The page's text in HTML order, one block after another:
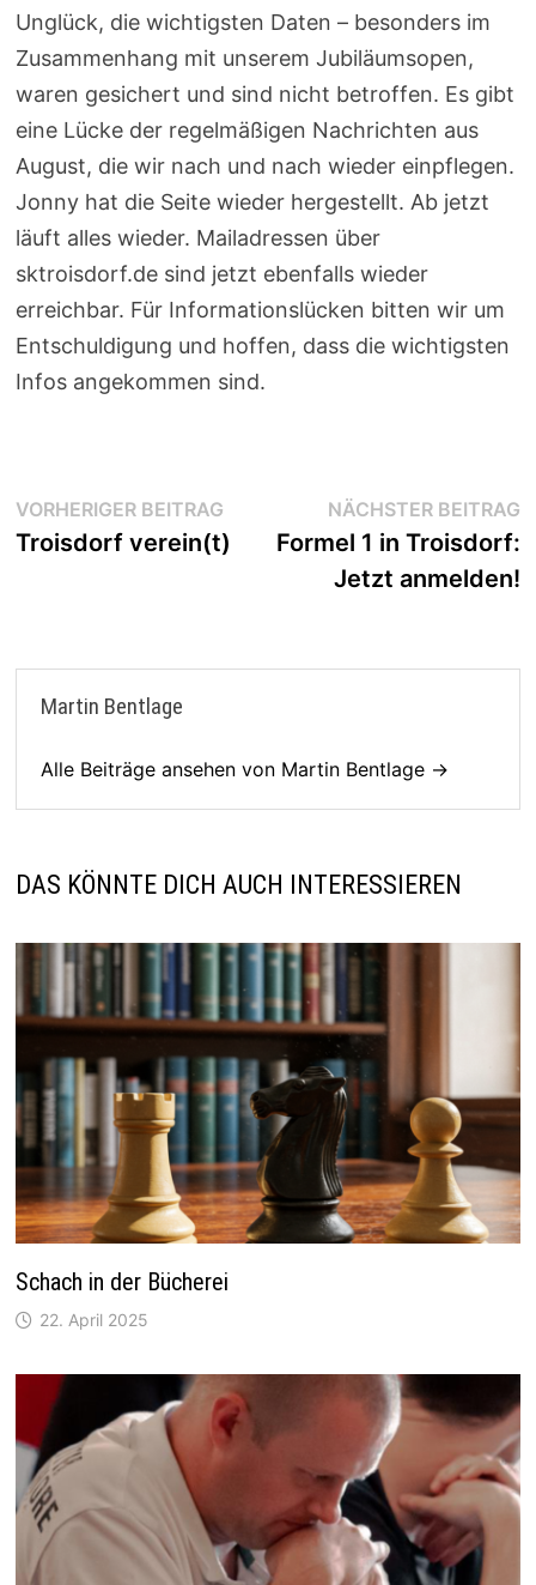
Unglück, die wichtigsten Daten – besonders im
Zusammenhang mit unserem Jubiläumsopen,
waren gesichert und sind nicht betroffen. Es gibt
eine Lücke der regelmäßigen Nachrichten aus
August, die wir nach und nach wieder einpflegen.
Jonny hat die Seite wieder hergestellt. Ab jetzt
läuft alles wieder. Mailadressen über
sktroisdorf.de sind jetzt ebenfalls wieder
erreichbar. Für Informationslücken bitten wir um
Entschuldigung und hoffen, dass die wichtigsten
Infos angekommen sind.
Beitragsnavigation
VORHERIGER BEITRAGVorheriger
Beitrag:
Troisdorf verein(t)
NÄCHSTER BEITRAG
Formel 1 in Troisdorf:
Jetzt anmelden!
Martin Bentlage
Alle Beiträge ansehen von Martin Bentlage →
DAS KÖNNTE DICH AUCH INTERESSIEREN
Schach in der Bücherei
22. April 2025